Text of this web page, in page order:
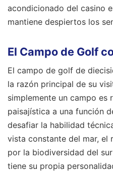
acondicionado del casino
mantiene despiertos los
El Campo de Golf
El campo de golf de
la razón principal de su
simplemente un campo es
paisajística a una función
desafiar la habilidad
vista constante del mar, el
por la biodiversidad del
tiene su propia